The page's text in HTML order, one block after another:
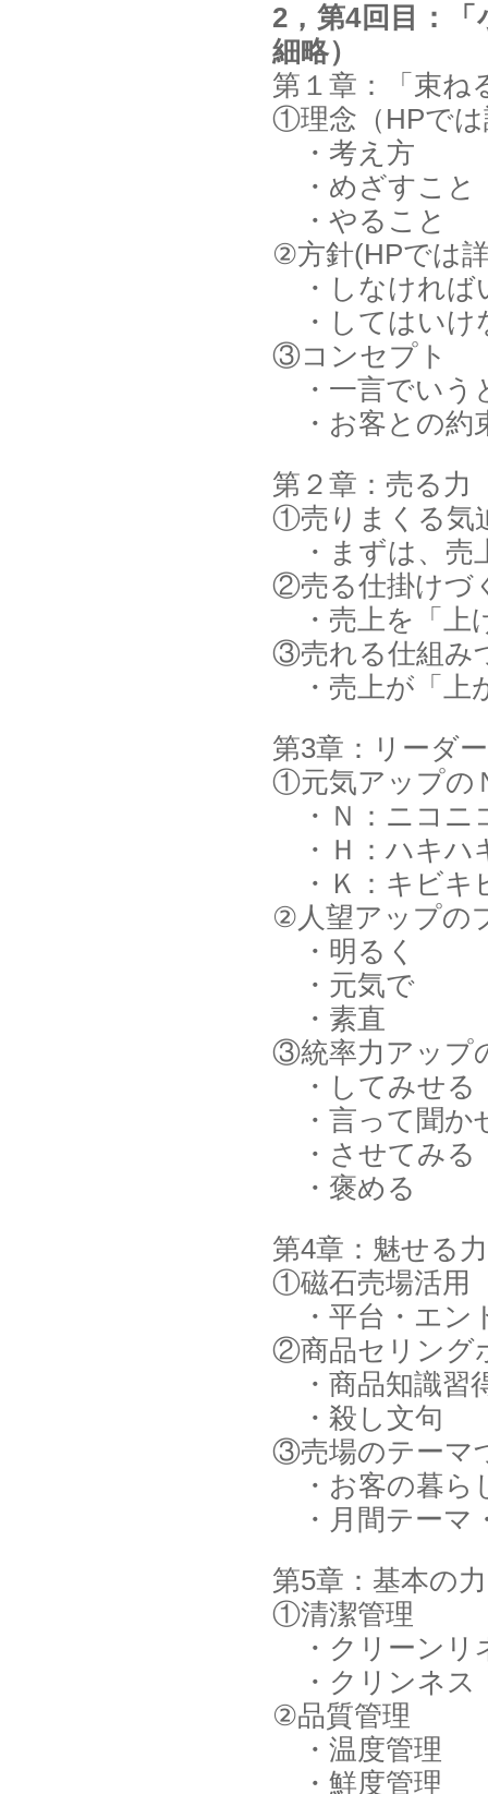
2，第4回目：
細略）
第１章：「束ね
①理念（HPでは
・考え方
・めざすこと
・やること
②方針(HPでは
・しなければ
・してはいけ
③コンセプト
・一言でいう
・お客との約
第２章：売る力
①売りまくる気
・まずは、売
②売る仕掛けづ
・売上を「上
③売れる仕組み
・売上が「上
第3章：リーダ
①元気アップの
・Ｎ：ニコニ
・Ｈ：ハキハ
・Ｋ：キビキ
②人望アップの
・明るく
・元気で
・素直
③統率力アップ
・してみせる
・言って聞か
・させてみる
・褒める
第4章：魅せる
①磁石売場活用
・平台・エン
②商品セリング
・商品知識習
・殺し文句
③売場のテーマ
・お客の暮ら
・月間テーマ
第5章：基本の
①清潔管理
・クリーンリ
・クリンネス
②品質管理
・温度管理
・鮮度管理